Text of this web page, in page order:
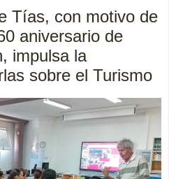
Tías, con motivo de
aniversario de
impulsa la
sobre el Turismo